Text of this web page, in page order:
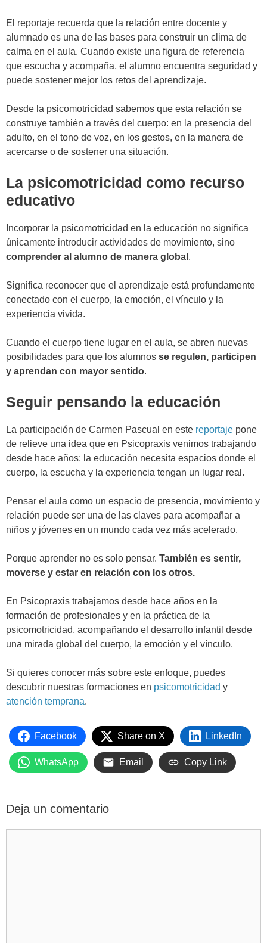
El reportaje recuerda que la relación entre docente y
alumnado es una de las bases para construir un clima de
calma en el aula. Cuando existe una figura de referencia
que escucha y acompaña, el alumno encuentra seguridad y
puede sostener mejor los retos del aprendizaje.
Desde la psicomotricidad sabemos que esta relación se
construye también a través del cuerpo: en la presencia del
adulto, en el tono de voz, en los gestos, en la manera de
acercarse o de sostener una situación.
La psicomotricidad como recurso
educativo
Incorporar la psicomotricidad en la educación no significa
únicamente introducir actividades de movimiento, sino
comprender al alumno de manera global .
Significa reconocer que el aprendizaje está profundamente
conectado con el cuerpo, la emoción, el vínculo y la
experiencia vivida.
Cuando el cuerpo tiene lugar en el aula, se abren nuevas
posibilidades para que los alumnos se regulen, participen
y aprendan con mayor sentido.
Seguir pensando la educación
La participación de Carmen Pascual en este reportaje pone
de relieve una idea que en Psicopraxis venimos trabajando
desde hace años: la educación necesita espacios donde el
cuerpo, la escucha y la experiencia tengan un lugar real.
Pensar el aula como un espacio de presencia, movimiento y
relación puede ser una de las claves para acompañar a
niños y jóvenes en un mundo cada vez más acelerado.
Porque aprender no es solo pensar. También es sentir,
moverse y estar en relación con los otros.
En Psicopraxis trabajamos desde hace años en la
formación de profesionales y en la práctica de la
psicomotricidad, acompañando el desarrollo infantil desde
una mirada global del cuerpo, la emoción y el vínculo.
Si quieres conocer más sobre este enfoque, puedes
descubrir nuestras formaciones en psicomotricidad y
atención temprana.
Facebook Share on X LinkedIn
WhatsApp Email Copy Link
Deja un comentario